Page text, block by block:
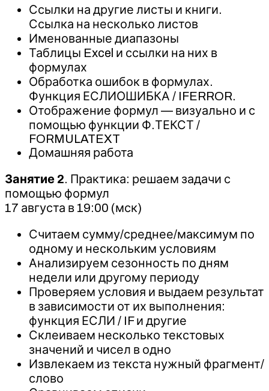
Ссылки на другие листы и книги.
Ссылка на несколько листов
Именованные диапазоны
Таблицы Excel и ссылки на них в
формулах
Обработка ошибок в формулах.
Функция ЕСЛИОШИБКА / IFERROR.
Отображение формул — визуально и с
помощью функции Ф.ТЕКСТ /
FORMULATEXT
Домашняя работа
Занятие 2. Практика: решаем задачи с
помощью формул
17 августа в 19:00 (мск)
Считаем сумму/среднее/максимум по
одному и нескольким условиям
Анализируем сезонность по дням
недели или другому периоду
Проверяем условия и выдаем результат
в зависимости от их выполнения:
функция ЕСЛИ / IF и другие
Склеиваем несколько текстовых
значений и чисел в одно
Извлекаем из текста нужный фрагмент/
слово